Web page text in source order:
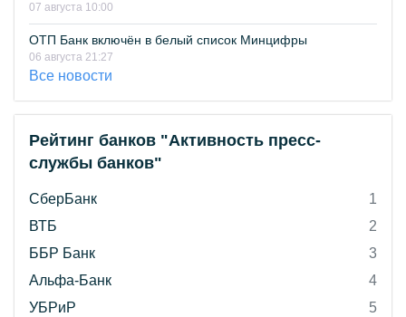
07 августа 10:00
ОТП Банк включён в белый список Минцифры
06 августа 21:27
Все новости
Рейтинг банков "Активность пресс-
службы банков"
СберБанк
1
ВТБ
2
ББР Банк
3
Альфа-Банк
4
УБРиР
5